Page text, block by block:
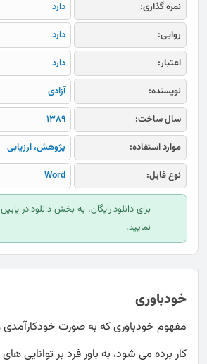
نمره گذاری:
دارد
روایی:
دارد
اعتبار:
دارد
نویسنده:
آزادی
سال ساخت:
1389
موارد استفاده:
پژوهش، ارزیابی
نوع فایل:
Word
برای دانلود رایگان، به بخش دانلود در
نمایید.
خودباوری
مفهوم خودباوری که به صورت خودکارآمدی
کار برده می شود، به باور فرد بر توانایی